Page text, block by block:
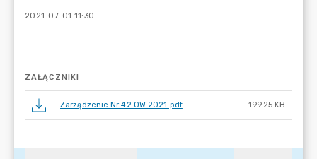
2021-07-01 11:30
ZAŁĄCZNIKI
Zarządzenie Nr 42.OW.2021.pdf 199.25 KB